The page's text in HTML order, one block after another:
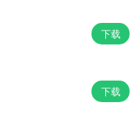
下载
下载